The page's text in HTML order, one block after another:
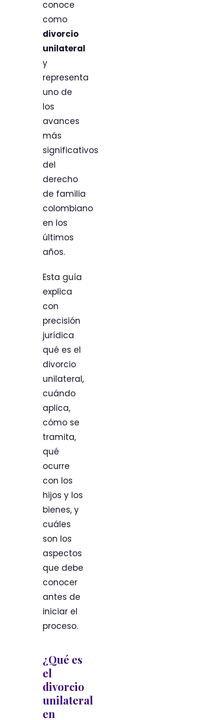
conoce
como
divorcio
unilateral
y
representa
uno de
los
avances
más
significativos
del
derecho
de familia
colombiano
en los
últimos
años.
Esta guía
explica
con
precisión
jurídica
qué es el
divorcio
unilateral,
cuándo
aplica,
cómo se
tramita,
qué
ocurre
con los
hijos y los
bienes, y
cuáles
son los
aspectos
que debe
conocer
antes de
iniciar el
proceso.
¿Qué es
el
divorcio
unilateral
en